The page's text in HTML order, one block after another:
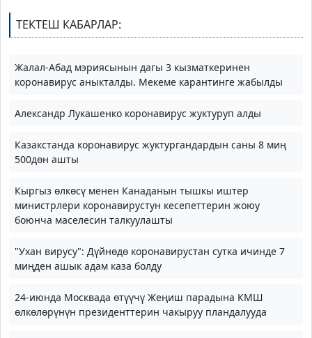
ТЕКТЕШ КАБАРЛАР:
Жалал-Абад мэриясынын дагы 3 кызматкеринен
коронавирус аныкталды. Мекеме карантинге жабылды
Александр Лукашенко коронавирус жуктуруп алды
Казакстанда коронавирус жуктургандардын саны 8 миң
500дөн ашты
Кыргыз өлкөсү менен Канаданын тышкы иштер
министрлери коронавирустун кесепеттерин жоюу
боюнча маселесин талкуулашты
"Ухан вирусу": Дүйнөдө коронавирустан сутка ичинде 7
миңден ашык адам каза болду
24-июнда Москвада өтүүчү Жеңиш парадына КМШ
өлкөлөрүнүн президенттерин чакыруу пландалууда